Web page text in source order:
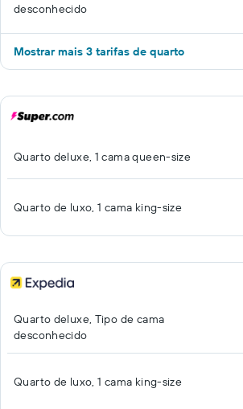
desconhecido
Mostrar mais 3 tarifas de quarto
Quarto deluxe, 1 cama queen-size
Quarto de luxo, 1 cama king-size
Quarto deluxe, Tipo de cama
desconhecido
Quarto de luxo, 1 cama king-size